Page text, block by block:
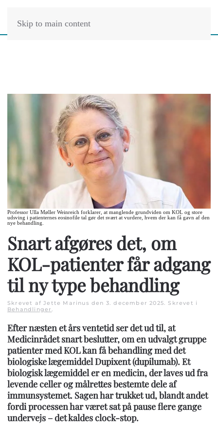
Skip to main content
Professor Ulla Møller Weinreich forklarer, at manglende grundviden om KOL og store
udsving i patienternes eosinofile tal gør det svært at vurdere, hvem der kan få gavn af den
nye behandling.
Snart afgøres det, om
KOL-patienter får adgang
til ny type behandling
Skrevet af Jette Marinus den 3. december 2025. Skrevet i
Behandlinger.
Efter næsten et års ventetid ser det ud til, at
Medicinrådet snart beslutter, om en udvalgt gruppe
patienter med KOL kan få behandling med det
biologiske lægemiddel Dupixent (dupilumab). Et
biologisk lægemiddel er en medicin, der laves ud fra
levende celler og målrettes bestemte dele af
immunsystemet. Sagen har trukket ud, blandt andet
fordi processen har været sat på pause flere gange
undervejs – det kaldes clock-stop.